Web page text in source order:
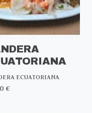
ECUATORIANA
€